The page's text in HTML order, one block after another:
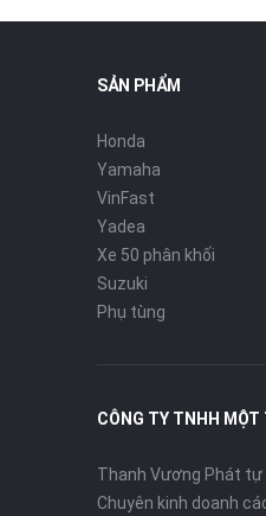
SẢN PHẨM
Honda
Yamaha
VinFast
Yadea
Xe 50 phân khối
Suzuki
Phụ tùng
CÔNG TY TNHH
Thanh Vương Phát tự
Chuyên kinh doanh